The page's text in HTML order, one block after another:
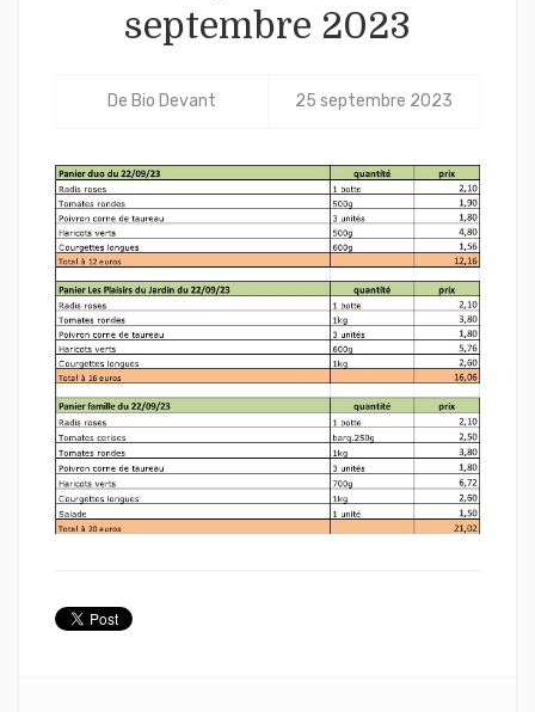
septembre 2023
De Bio Devant 25 septembre 2023